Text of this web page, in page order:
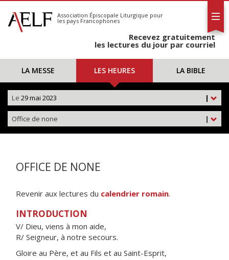
S'abonner
Calendrier
Association Épiscopale Liturgique pour
les pays Francophones
Recevez gratuitement
les lectures du jour par courriel
LA MESSE LES HEURES LA BIBLE
|
Le 29 mai 2023
|
Office de none
OFFICE DE NONE
Revenir aux lectures du calendrier romain.
INTRODUCTION
V/ Dieu, viens à mon aide,
R/ Seigneur, à notre secours.
Gloire au Père, et au Fils et au Saint-Esprit,